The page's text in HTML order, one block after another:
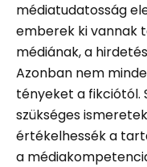
médiatudatosság
emberek ki vannak
médiának, a
Azonban nem
tényeket a fikciótól.
szükséges
értékelhessék a
a